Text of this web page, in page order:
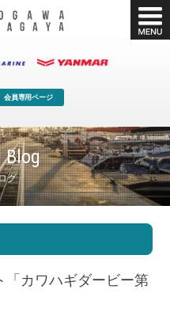
会員専用ページ
Blog
グ
ボート販売
シースタイル
Sea-Style
カワハギダービー第